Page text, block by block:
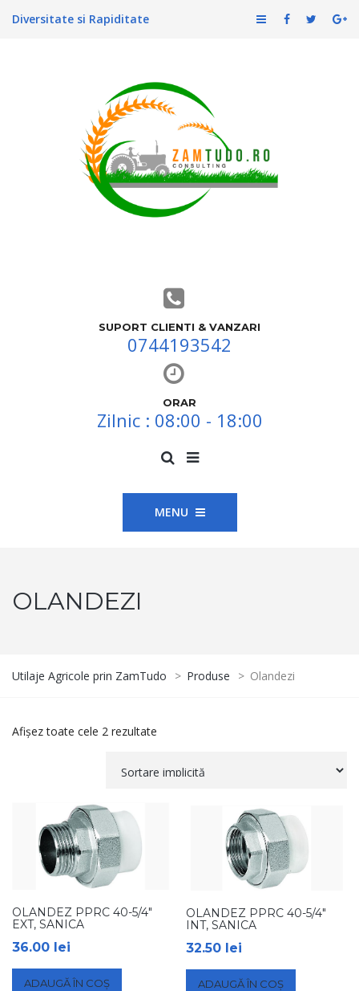
Diversitate si Rapiditate
SUPORT CLIENTI & VANZARI
0744193542
ORAR
Zilnic : 08:00 - 18:00
MENU
OLANDEZI
Utilaje Agricole prin ZamTudo > Produse > Olandezi
Afișez toate cele 2 rezultate
OLANDEZ PPRC 40-5/4″
EXT, SANICA
36.00 lei
ADAUGĂ ÎN COȘ
OLANDEZ PPRC 40-5/4″
INT, SANICA
32.50 lei
ADAUGĂ ÎN COȘ